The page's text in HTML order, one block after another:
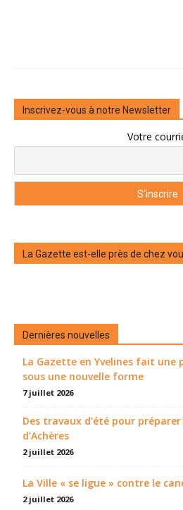
Inscrivez-vous à notre Newsletter
Votre
La Gazette est-elle près de chez
Dernières nouvelles
La Gazette en Yvelines fait une
sous une nouvelle forme
7 juillet 2026
Des travaux d’été pour
d’Achères
2 juillet 2026
La Ville « se ligue » contre le
2 juillet 2026